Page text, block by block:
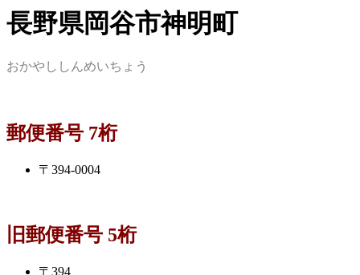
長野県岡谷市神明町
おかやししんめいちょう
郵便番号 7桁
〒394-0004
旧郵便番号 5桁
〒394